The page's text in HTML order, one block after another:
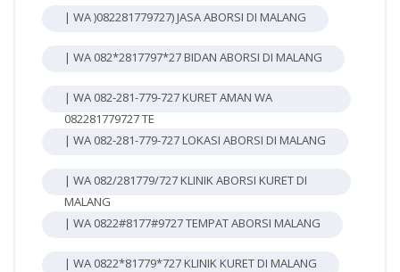
| WA )082281779727) JASA ABORSI DI MALANG
| WA 082*2817797*27 BIDAN ABORSI DI MALANG
| WA 082-281-779-727 KURET AMAN WA
082281779727 TE
| WA 082-281-779-727 LOKASI ABORSI DI MALANG
| WA 082/281779/727 KLINIK ABORSI KURET DI
MALANG
| WA 0822#8177#9727 TEMPAT ABORSI MALANG
| WA 0822*81779*727 KLINIK KURET DI MALANG